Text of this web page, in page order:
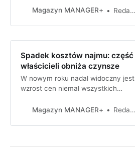
opowiadają agenci nieruchomości.
Magazyn MANAGER+ Redakcja
Spadek kosztów najmu: część
właścicieli obniża czynsze
W nowym roku nadal widoczny jest
wzrost cen niemal wszystkich
najmu nieruchomości można
Magazyn MANAGER+ Redakcja